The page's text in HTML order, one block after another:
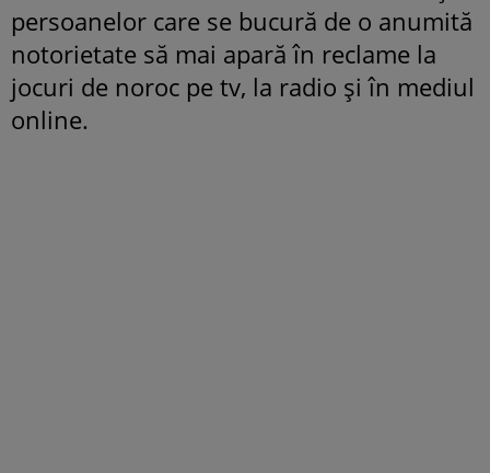
persoanelor care se bucură de o anumită
notorietate să mai apară în reclame la
jocuri de noroc pe tv, la radio și în mediul
online.